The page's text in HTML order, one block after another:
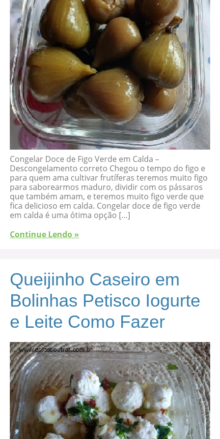
Congelar Doce de Figo Verde em Calda –
Descongelamento correto Chegou o tempo do figo e
para quem ama cultivar frutíferas teremos muito figo
para saborearmos maduro, dividir com os pássaros
que também amam, e teremos muito figo verde que
fica delicioso em calda. Congelar doce de figo verde
em calda é uma ótima opção […]
Continue Lendo »
Queijinho Caseiro em
Bolinhas Petisco Iogurte
e Leite Como Fazer